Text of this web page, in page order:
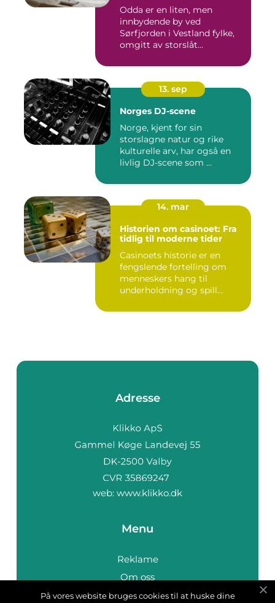
Odda er en liten, men
innbydende by ved
Sørfjorden i Vestland fylke,
omgitt av storslåt...
13. sep
Norges DJ-scene
Norge, kjent for sin
storslagne natur og rike
kulturelle arv, har også en
livlig DJ-scene som ...
14. mar
Historien om casinoet: Fra
tidlig til moderne tider
Casinoets historie er en
fengslende fortelling om
menneskers hang til
underholdning og spill
Adresse
web: www.klikko.dk
Menu
Reklame
Om oss
Cookies
På vores website bruges cookies til at huske dine